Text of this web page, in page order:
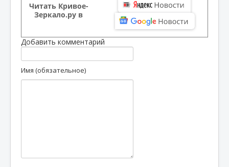
Читать Кривое-
Зеркало.ру в
Добавить комментарий
Имя (обязательное)